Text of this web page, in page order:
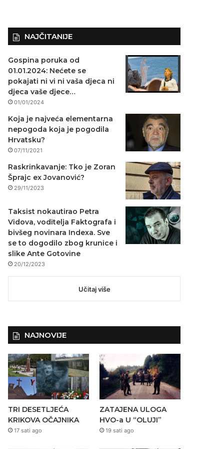
NAJČITANIJE
Gospina poruka od
01.01.2024: Nećete se
pokajati ni vi ni vaša djeca ni
djeca vaše djece…
01/01/2024
Koja je najveća elementarna
nepogoda koja je pogodila
Hrvatsku?
07/11/2021
Raskrinkavanje: Tko je Zoran
Šprajc ex Jovanović?
29/11/2023
Taksist nokautirao Petra
Vidova, voditelja Faktografa i
bivšeg novinara Indexa. Sve
se to dogodilo zbog krunice i
slike Ante Gotovine
20/12/2023
Učitaj više
NAJNOVIJE
TRI DESETLJEĆA
KRIKOVA OČAJNIKA
17 sati ago
ZATAJENA ULOGA
HVO-a U “OLUJI”
19 sati ago